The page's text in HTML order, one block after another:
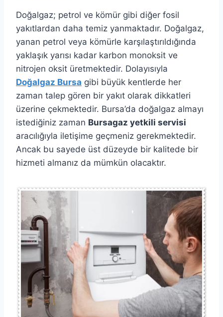
Doğalgaz; petrol ve kömür gibi diğer fosil
yakıtlardan daha temiz yanmaktadır. Doğalgaz,
yanan petrol veya kömürle karşılaştırıldığında
yaklaşık yarısı kadar karbon monoksit ve
nitrojen oksit üretmektedir. Dolayısıyla
Doğalgaz Bursa gibi büyük kentlerde her
zaman talep gören bir yakıt olarak dikkatleri
üzerine çekmektedir. Bursa’da doğalgaz almayı
istediğiniz zaman Bursagaz yetkili servisi
aracılığıyla iletişime geçmeniz gerekmektedir.
Ancak bu sayede üst düzeyde bir kalitede bir
hizmeti almanız da mümkün olacaktır.